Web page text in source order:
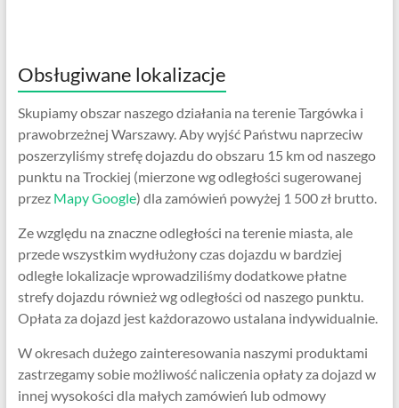
Obsługiwane lokalizacje
Skupiamy obszar naszego działania na terenie Targówka i
prawobrzeżnej Warszawy. Aby wyjść Państwu naprzeciw
poszerzyliśmy strefę dojazdu do obszaru 15 km od naszego
punktu na Trockiej (mierzone wg odległości sugerowanej
przez Mapy Google) dla zamówień powyżej 1 500 zł brutto.
Ze względu na znaczne odległości na terenie miasta, ale
przede wszystkim wydłużony czas dojazdu w bardziej
odległe lokalizacje wprowadziliśmy dodatkowe płatne
strefy dojazdu również wg odległości od naszego punktu.
Opłata za dojazd jest każdorazowo ustalana indywidualnie.
W okresach dużego zainteresowania naszymi produktami
zastrzegamy sobie możliwość naliczenia opłaty za dojazd w
innej wysokości dla małych zamówień lub odmowy